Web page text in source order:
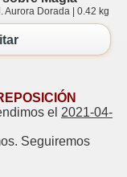
Aurora Dorada | 0.42 kg
el 2021-04-
Seguiremos